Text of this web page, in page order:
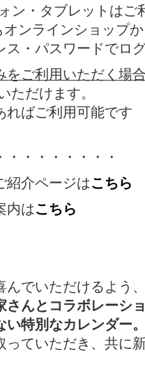
ン・タブレットはご
ンラインショップ
ス・パスワードでロ
をご利用いただく場
ただけます。
ばご利用可能です
・・・・・・・・
紹介ページはこちら
内はこちら
んでいただけるよう
さんとコラボレーシ
い特別なカレンダー
っていただき、共に